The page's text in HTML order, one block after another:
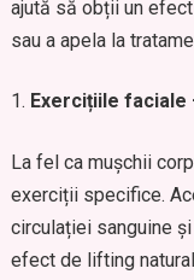
ajută să obții un
sau a apela la
Exercițiile faciale
La fel ca mușchii
exerciții specifice.
circulației sanguine
efect de lifting